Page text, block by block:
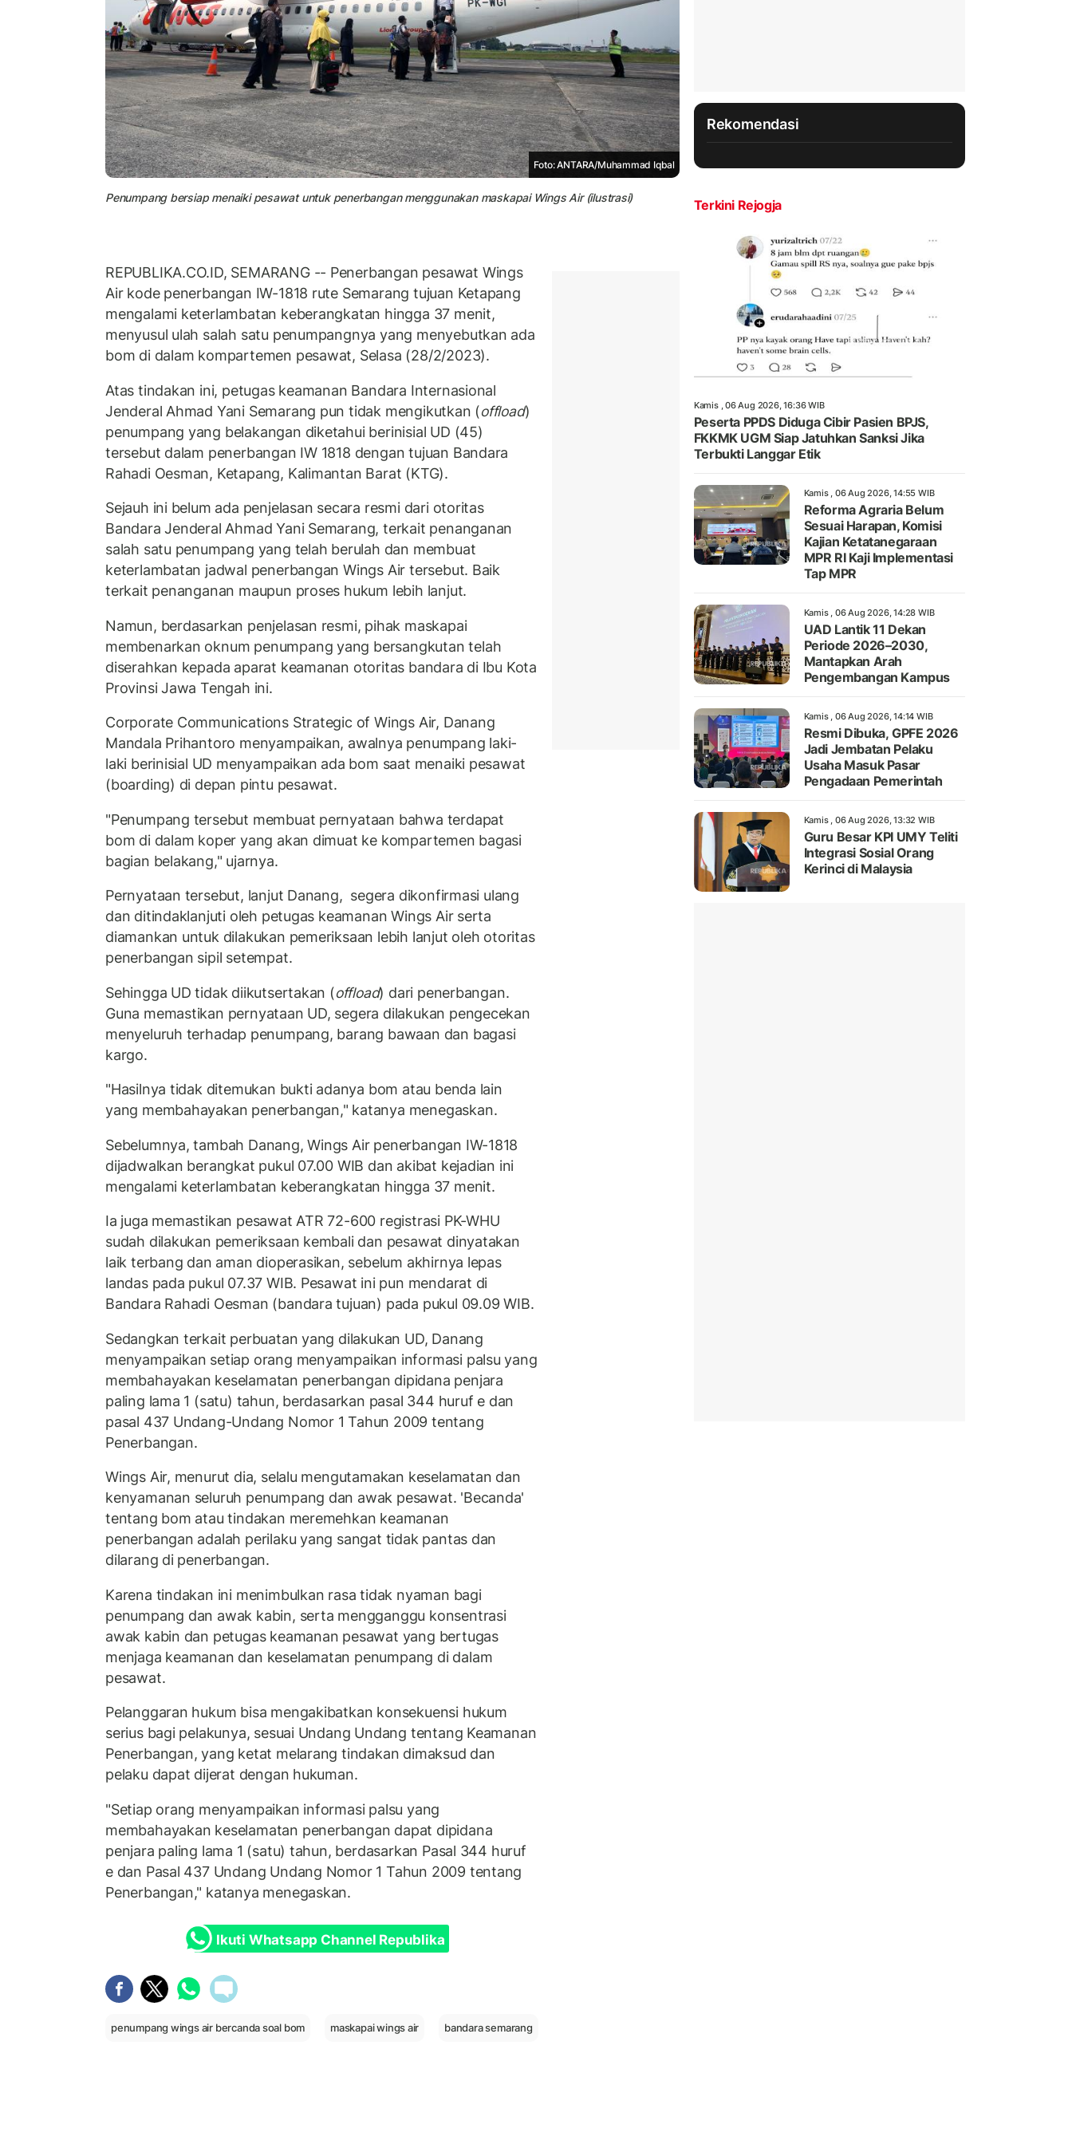
Foto: ANTARA/Muhammad Iqbal
Penumpang bersiap menaiki pesawat untuk penerbangan menggunakan maskapai Wings Air (ilustrasi)
REPUBLIKA.CO.ID, SEMARANG -- Penerbangan pesawat Wings
Air kode penerbangan IW-1818 rute Semarang tujuan Ketapang
mengalami keterlambatan keberangkatan hingga 37 menit,
menyusul ulah salah satu penumpangnya yang menyebutkan ada
bom di dalam kompartemen pesawat, Selasa (28/2/2023).
Atas tindakan ini, petugas keamanan Bandara Internasional
Jenderal Ahmad Yani Semarang pun tidak mengikutkan (offload)
penumpang yang belakangan diketahui berinisial UD (45)
tersebut dalam penerbangan IW 1818 dengan tujuan Bandara
Rahadi Oesman, Ketapang, Kalimantan Barat (KTG).
Sejauh ini belum ada penjelasan secara resmi dari otoritas
Bandara Jenderal Ahmad Yani Semarang, terkait penanganan
salah satu penumpang yang telah berulah dan membuat
keterlambatan jadwal penerbangan Wings Air tersebut. Baik
terkait penanganan maupun proses hukum lebih lanjut.
Namun, berdasarkan penjelasan resmi, pihak maskapai
membenarkan oknum penumpang yang bersangkutan telah
diserahkan kepada aparat keamanan otoritas bandara di Ibu Kota
Provinsi Jawa Tengah ini.
Corporate Communications Strategic of Wings Air, Danang
Mandala Prihantoro menyampaikan, awalnya penumpang laki-
laki berinisial UD menyampaikan ada bom saat menaiki pesawat
(boarding) di depan pintu pesawat.
"Penumpang tersebut membuat pernyataan bahwa terdapat
bom di dalam koper yang akan dimuat ke kompartemen bagasi
bagian belakang," ujarnya.
Pernyataan tersebut, lanjut Danang, segera dikonfirmasi ulang
dan ditindaklanjuti oleh petugas keamanan Wings Air serta
diamankan untuk dilakukan pemeriksaan lebih lanjut oleh otoritas
penerbangan sipil setempat.
Sehingga UD tidak diikutsertakan (offload) dari penerbangan.
Guna memastikan pernyataan UD, segera dilakukan pengecekan
menyeluruh terhadap penumpang, barang bawaan dan bagasi
kargo.
"Hasilnya tidak ditemukan bukti adanya bom atau benda lain
yang membahayakan penerbangan," katanya menegaskan.
Sebelumnya, tambah Danang, Wings Air penerbangan IW-1818
dijadwalkan berangkat pukul 07.00 WIB dan akibat kejadian ini
mengalami keterlambatan keberangkatan hingga 37 menit.
Ia juga memastikan pesawat ATR 72-600 registrasi PK-WHU
sudah dilakukan pemeriksaan kembali dan pesawat dinyatakan
laik terbang dan aman dioperasikan, sebelum akhirnya lepas
landas pada pukul 07.37 WIB. Pesawat ini pun mendarat di
Bandara Rahadi Oesman (bandara tujuan) pada pukul 09.09 WIB.
Sedangkan terkait perbuatan yang dilakukan UD, Danang
menyampaikan setiap orang menyampaikan informasi palsu yang
membahayakan keselamatan penerbangan dipidana penjara
paling lama 1 (satu) tahun, berdasarkan pasal 344 huruf e dan
pasal 437 Undang-Undang Nomor 1 Tahun 2009 tentang
Penerbangan.
Wings Air, menurut dia, selalu mengutamakan keselamatan dan
kenyamanan seluruh penumpang dan awak pesawat. 'Becanda'
tentang bom atau tindakan meremehkan keamanan
penerbangan adalah perilaku yang sangat tidak pantas dan
dilarang di penerbangan.
Karena tindakan ini menimbulkan rasa tidak nyaman bagi
penumpang dan awak kabin, serta mengganggu konsentrasi
awak kabin dan petugas keamanan pesawat yang bertugas
menjaga keamanan dan keselamatan penumpang di dalam
pesawat.
Pelanggaran hukum bisa mengakibatkan konsekuensi hukum
serius bagi pelakunya, sesuai Undang Undang tentang Keamanan
Penerbangan, yang ketat melarang tindakan dimaksud dan
pelaku dapat dijerat dengan hukuman.
"Setiap orang menyampaikan informasi palsu yang
membahayakan keselamatan penerbangan dapat dipidana
penjara paling lama 1 (satu) tahun, berdasarkan Pasal 344 huruf
e dan Pasal 437 Undang Undang Nomor 1 Tahun 2009 tentang
Penerbangan," katanya menegaskan.
Ikuti Whatsapp Channel Republika
penumpang wings air bercanda soal bom maskapai wings air bandara semarang
Rekomendasi
Terkini Rejogja
Kamis , 06 Aug 2026, 16:36 WIB
Peserta PPDS Diduga Cibir Pasien BPJS,
FKKMK UGM Siap Jatuhkan Sanksi Jika
Terbukti Langgar Etik
Kamis , 06 Aug 2026, 14:55 WIB
Reforma Agraria Belum
Sesuai Harapan, Komisi
Kajian Ketatanegaraan
MPR RI Kaji Implementasi
Tap MPR
Kamis , 06 Aug 2026, 14:28 WIB
UAD Lantik 11 Dekan
Periode 2026–2030,
Mantapkan Arah
Pengembangan Kampus
Kamis , 06 Aug 2026, 14:14 WIB
Resmi Dibuka, GPFE 2026
Jadi Jembatan Pelaku
Usaha Masuk Pasar
Pengadaan Pemerintah
Kamis , 06 Aug 2026, 13:32 WIB
Guru Besar KPI UMY Teliti
Integrasi Sosial Orang
Kerinci di Malaysia